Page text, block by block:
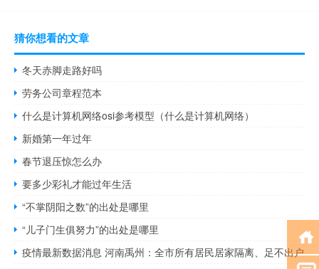
猜你想看的文章
冬天赤脚走路好吗
劳务公司章程范本
什么是计算机网络osi参考模型（什么是计算机网络）
新婚第一年过年
春节退压惊怎么办
要多少彩礼才能过年生活
“不掌阴阳之数”的出处是哪里
“儿子门生俱努力”的出处是哪里
疫情最新数据消息 河南禹州：全市所有居民居家隔离、足不出户